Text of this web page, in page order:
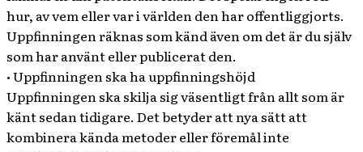
hur, av vem eller var i världen den har offentliggjorts.
Uppfinningen räknas som känd även om det är du själv
som har använt eller publicerat den.
• Uppfinningen ska ha uppfinningshöjd
Uppfinningen ska skilja sig väsentligt från allt som är
känt sedan tidigare. Det betyder att nya sätt att
kombinera kända metoder eller föremål inte